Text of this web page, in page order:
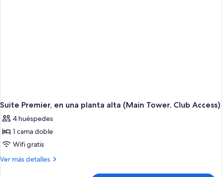
Suite Premier, en una planta alta (Main Tower, Club Access)
4 huéspedes
1 cama doble
Wifi gratis
Ver más detalles
Más